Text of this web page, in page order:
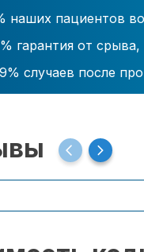
наших пациентов
гарантия от
случаев после